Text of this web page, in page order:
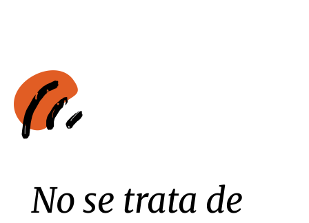
No se trata de